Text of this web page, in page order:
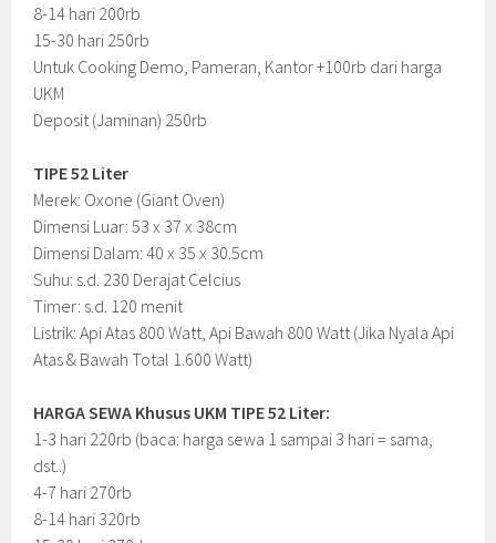
8-14 hari 200rb
15-30 hari 250rb
Untuk Cooking Demo, Pameran, Kantor +100rb dari harga
UKM
Deposit (Jaminan) 250rb
TIPE 52 Liter
Merek: Oxone (Giant Oven)
Dimensi Luar: 53 x 37 x 38cm
Dimensi Dalam: 40 x 35 x 30.5cm
Suhu: s.d. 230 Derajat Celcius
Timer: s.d. 120 menit
Listrik: Api Atas 800 Watt, Api Bawah 800 Watt (Jika Nyala Api
Atas & Bawah Total 1.600 Watt)
HARGA SEWA Khusus UKM TIPE 52 Liter:
1-3 hari 220rb (baca: harga sewa 1 sampai 3 hari = sama,
dst..)
4-7 hari 270rb
8-14 hari 320rb